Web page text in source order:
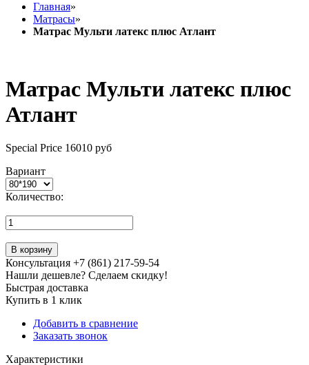
Главная»
Матрасы»
Матрас Мульти латекс плюс Атлант
Матрас Мульти латекс плюс
Атлант
Special Price 16010 руб
Вариант
Количество:
В корзину
Консультация +7 (861) 217-59-54
Нашли дешевле? Сделаем скидку!
Быстрая доставка
Купить в 1 клик
Добавить в сравнение
Заказать звонок
Характеристики